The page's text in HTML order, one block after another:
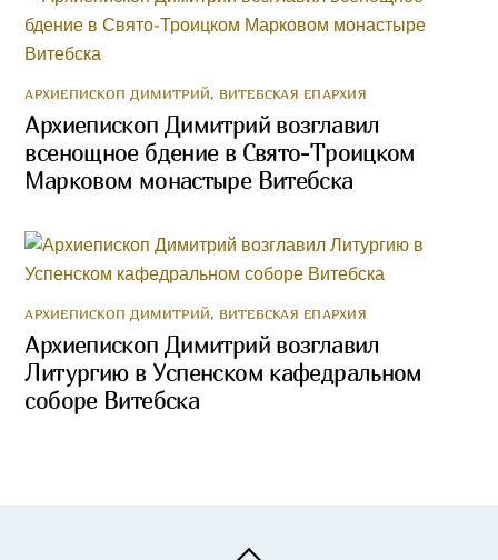
АРХИЕПИСКОП ДИМИТРИЙ, ВИТЕБСКАЯ ЕПАРХИЯ
Архиепископ Димитрий возглавил
всенощное бдение в Свято-Троицком
Марковом монастыре Витебска
АРХИЕПИСКОП ДИМИТРИЙ, ВИТЕБСКАЯ ЕПАРХИЯ
Архиепископ Димитрий возглавил
Литургию в Успенском кафедральном
соборе Витебска